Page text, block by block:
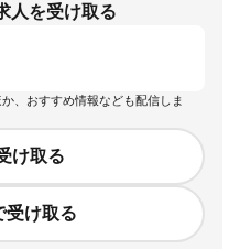
人を受け取る
、おすすめ情報なども配信しま
け取る
受け取る